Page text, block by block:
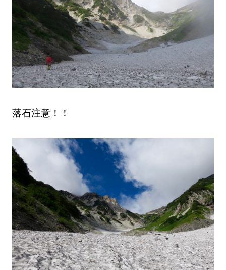
落石注意！！